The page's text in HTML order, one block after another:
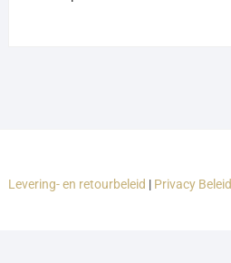
Levering- en retourbeleid | Privacy Beleid